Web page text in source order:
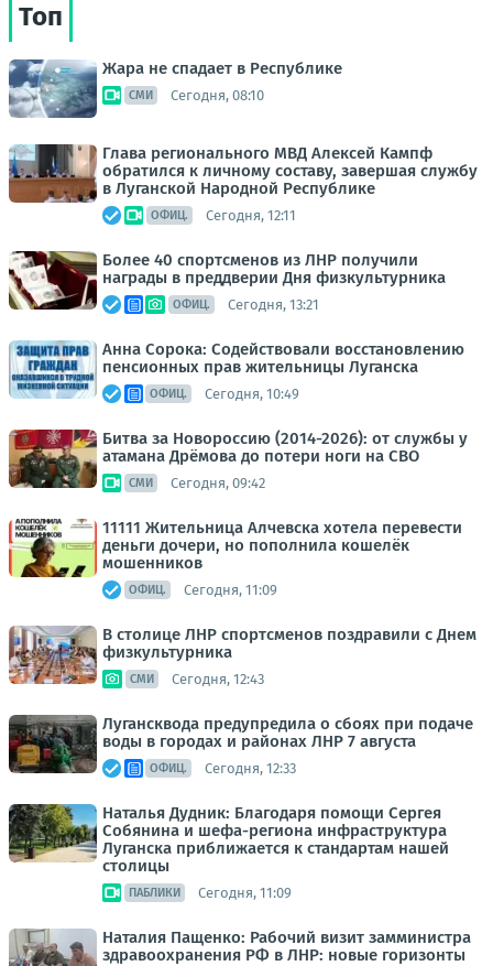
Топ
Жара не спадает в Республике
СМИ Сегодня, 08:10
Глава регионального МВД Алексей Кампф
обратился к личному составу, завершая службу
в Луганской Народной Республике
ОФИЦ. Сегодня, 12:11
Более 40 спортсменов из ЛНР получили
награды в преддверии Дня физкультурника
ОФИЦ. Сегодня, 13:21
Анна Сорока: Содействовали восстановлению
пенсионных прав жительницы Луганска
ОФИЦ. Сегодня, 10:49
Битва за Новороссию (2014-2026): от службы у
атамана Дрёмова до потери ноги на СВО
СМИ Сегодня, 09:42
11111 Жительница Алчевска хотела перевести
деньги дочери, но пополнила кошелёк
мошенников
ОФИЦ. Сегодня, 11:09
В столице ЛНР спортсменов поздравили с Днем
физкультурника
СМИ Сегодня, 12:43
Лугансквода предупредила о сбоях при подаче
воды в городах и районах ЛНР 7 августа
ОФИЦ. Сегодня, 12:33
Наталья Дудник: Благодаря помощи Сергея
Собянина и шефа-региона инфраструктура
Луганска приближается к стандартам нашей
столицы
ПАБЛИКИ Сегодня, 11:09
Наталия Пащенко: Рабочий визит замминистра
здравоохранения РФ в ЛНР: новые горизонты